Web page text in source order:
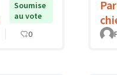
Soumise
au vote
0
F